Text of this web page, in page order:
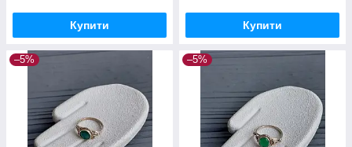
Купити Купити
–5% –5%